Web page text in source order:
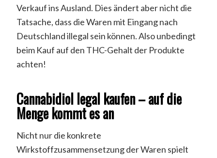
Verkauf ins Ausland. Dies ändert aber nicht die
Tatsache, dass die Waren mit Eingang nach
Deutschland illegal sein können. Also unbedingt
beim Kauf auf den THC-Gehalt der Produkte
achten!
Cannabidiol legal kaufen – auf die
Menge kommt es an
Nicht nur die konkrete
Wirkstoffzusammensetzung der Waren spielt